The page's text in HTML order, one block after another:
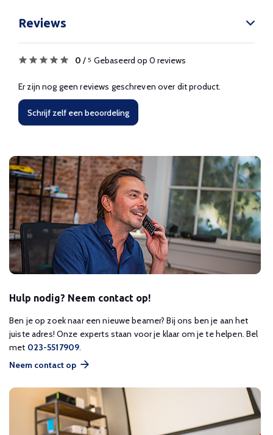
Reviews
0 / 5 Gebaseerd op 0 reviews
Er zijn nog geen reviews geschreven over dit product.
Schrijf zelf een beoordeling
Hulp nodig? Neem contact op!
Ben je op zoek naar een nieuwe beamer? Bij ons ben je aan het
juiste adres! Onze experts staan voor je klaar om je te helpen. Bel
met 023-5517909.
Neem contact op